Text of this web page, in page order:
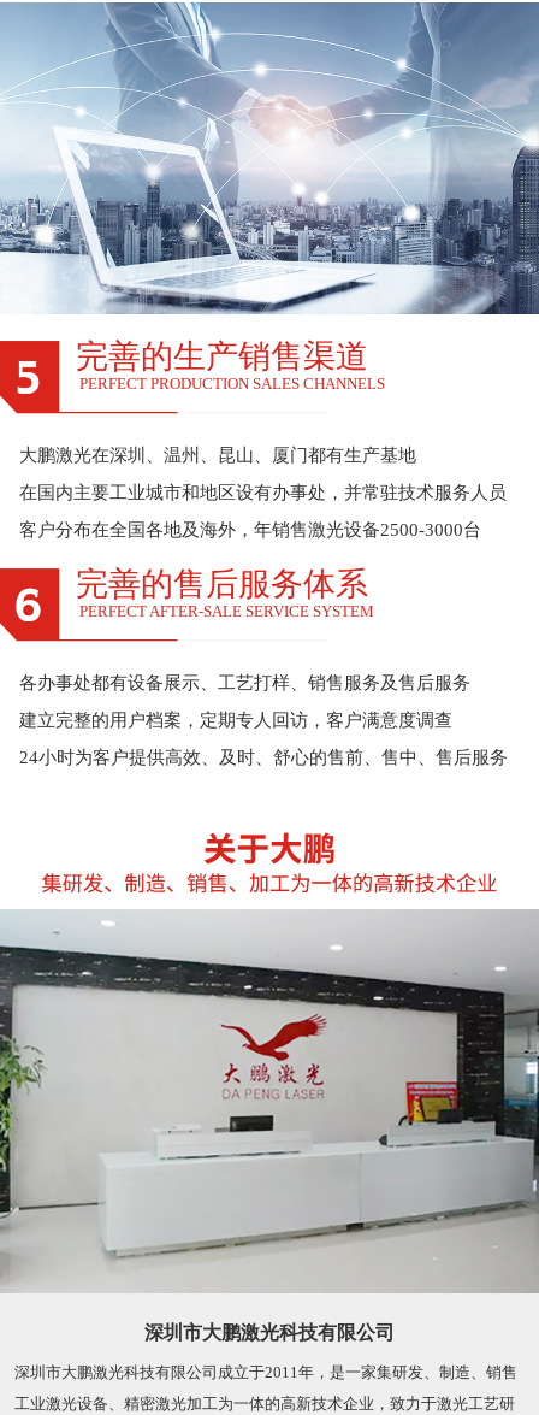
完善的生产销售渠道
PERFECT PRODUCTION SALES CHANNELS
大鹏激光在深圳、温州、昆山、厦门都有生产基地
在国内主要工业城市和地区设有办事处，并常驻技术服务人员
客户分布在全国各地及海外，年销售激光设备2500-3000台
完善的售后服务体系
PERFECT AFTER-SALE SERVICE SYSTEM
各办事处都有设备展示、工艺打样、销售服务及售后服务
建立完整的用户档案，定期专人回访，客户满意度调查
24小时为客户提供高效、及时、舒心的售前、售中、售后服务
深圳市大鹏激光科技有限公司
深圳市大鹏激光科技有限公司成立于2011年，是一家集研发、制造、销售
工业激光设备、精密激光加工为一体的高新技术企业，致力于激光工艺研